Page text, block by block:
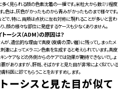
く見られる顔の色素沈着の一種です。米粒大から数ミリ程度
色は、灰色がかったものから青みがかったものまで様々です。
どで、特に、両頬は点状に左右対称に現れることが多いと言わ
、顔の様々な部位に発症するケースも少なくありません。
ーシス（ADM）の原因は？
、遺伝的な理由で真皮（皮膚の深い層）に残ってしまったメ
激によってメラニン色素を生成すると考えられています。真皮
キンケアなどの外側からのケアでは効果が期待できないでしょ
がありますが、肝斑、そばかすと見た目が非常によく似ている
科医に診てもらうことをおすすめします。
ーシスと見た目が似て